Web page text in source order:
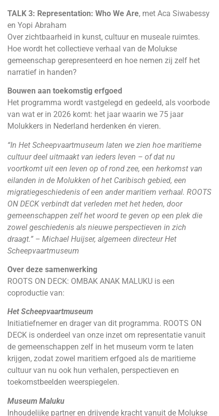
TALK 3: Representation: Who We Are, met Aca Siwabessy
en Yopi Abraham
Over zichtbaarheid in kunst, cultuur en museale ruimtes.
Hoe wordt het collectieve verhaal van de Molukse
gemeenschap gerepresenteerd en hoe nemen zij zelf het
narratief in handen?
Bouwen aan toekomstig erfgoed
Het programma wordt vastgelegd en gedeeld, als voorbode
van wat er in 2026 komt: het jaar waarin we 75 jaar
Molukkers in Nederland herdenken én vieren.
“In Het Scheepvaartmuseum laten we zien hoe maritieme
cultuur deel uitmaakt van ieders leven – of dat nu
voortkomt uit een leven op of rond zee, een herkomst van
eilanden in de Molukken of het Caribisch gebied, een
migratiegeschiedenis of een ander maritiem verhaal. ROOTS
ON DECK verbindt dat verleden met het heden, door
gemeenschappen zelf het woord te geven op een plek die
zowel geschiedenis als nieuwe perspectieven in zich
draagt.” – Michael Huijser, algemeen directeur Het
Scheepvaartmuseum
Over deze samenwerking
ROOTS ON DECK: OMBAK ANAK MALUKU is een
coproductie van:
Het Scheepvaartmuseum
Initiatiefnemer en drager van dit programma. ROOTS ON
DECK is onderdeel van onze inzet om representatie vanuit
de gemeenschappen zelf in het museum vorm te laten
krijgen, zodat zowel maritiem erfgoed als de maritieme
cultuur van nu ook hun verhalen, perspectieven en
toekomstbeelden weerspiegelen.
Museum Maluku
Inhoudelijke partner en drijvende kracht vanuit de Molukse